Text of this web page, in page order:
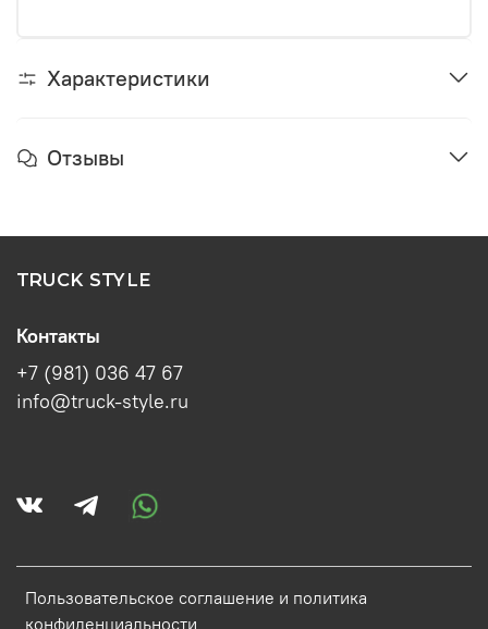
Характеристики
Отзывы
TRUCK STYLE
Пользовательское соглашение и политика
конфиденциальности
Контакты
+7 (981) 036 47 67
info@truck-style.ru